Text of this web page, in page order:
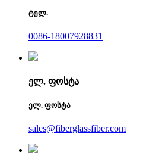
ტელ.
0086-18007928831
ელ. ფოსტა
ელ. ფოსტა
sales@fiberglassfiber.com